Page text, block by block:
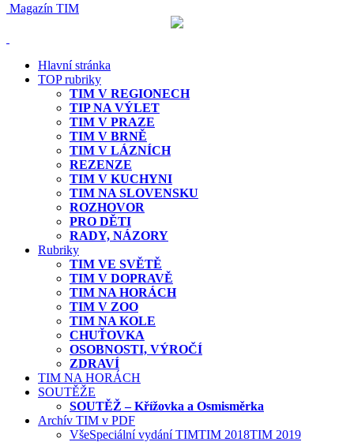
Magazín TIM
Hlavní stránka
TOP rubriky
TIM V REGIONECH
TIP NA VÝLET
TIM V PRAZE
TIM V BRNĚ
TIM V LÁZNÍCH
REZENZE
TIM V KUCHYNI
TIM NA SLOVENSKU
ROZHOVOR
PRO DĚTI
RADY, NÁZORY
Rubriky
TIM VE SVĚTĚ
TIM V DOPRAVĚ
TIM NA HORÁCH
TIM V ZOO
TIM NA KOLE
CHUŤOVKA
OSOBNOSTI, VÝROČÍ
ZDRAVÍ
TIM NA HORÁCH
SOUTĚŽE
SOUTĚŽ – Křížovka a Osmisměrka
Archív TIM v PDF
VšeSpeciální vydání TIMTIM 2018TIM 2019